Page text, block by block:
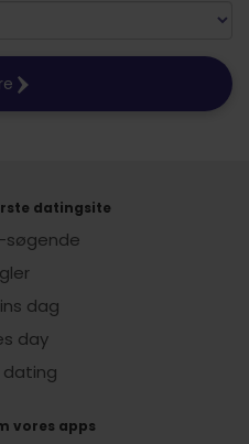
datingsite
dag
day
dating
vores apps